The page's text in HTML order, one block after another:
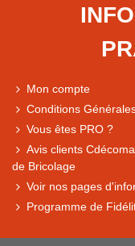
Mon compte
Conditions
Vous êtes PRO ?
Avis clients
de Bricolage
Voir nos pages
Programme de